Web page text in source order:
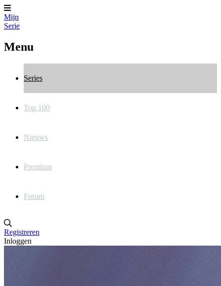
Mijn
Serie
Menu
Series
Top 100
Nieuws
Premium
Forum
Registreren
Inloggen